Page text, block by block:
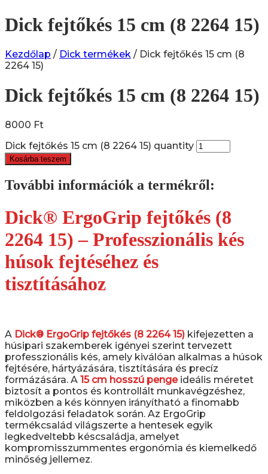
Dick fejtőkés 15 cm (8 2264 15)
Kezdőlap / Dick termékek / Dick fejtőkés 15 cm (8
2264 15)
Dick fejtőkés 15 cm (8 2264 15)
8000 Ft
Dick fejtőkés 15 cm (8 2264 15) quantity
Kosárba teszem
További információk a termékről:
Dick® ErgoGrip fejtőkés (8
2264 15) – Professzionális kés
húsok fejtéséhez és
tisztításához
A Dick® ErgoGrip fejtőkés (8 2264 15) kifejezetten a
húsipari szakemberek igényei szerint tervezett
professzionális kés, amely kiválóan alkalmas a húsok
fejtésére, hártyázására, tisztítására és precíz
formázására. A 15 cm hosszú pengeideális méretet
biztosít a pontos és kontrollált munkavégzéshez,
miközben a kés könnyen irányítható a finomabb
feldolgozási feladatok során. Az ErgoGrip
termékcsalád világszerte a hentesek egyik
legkedveltebb késcsaládja, amelyet
kompromisszummentes ergonómia és kiemelkedő
minőség jellemez.